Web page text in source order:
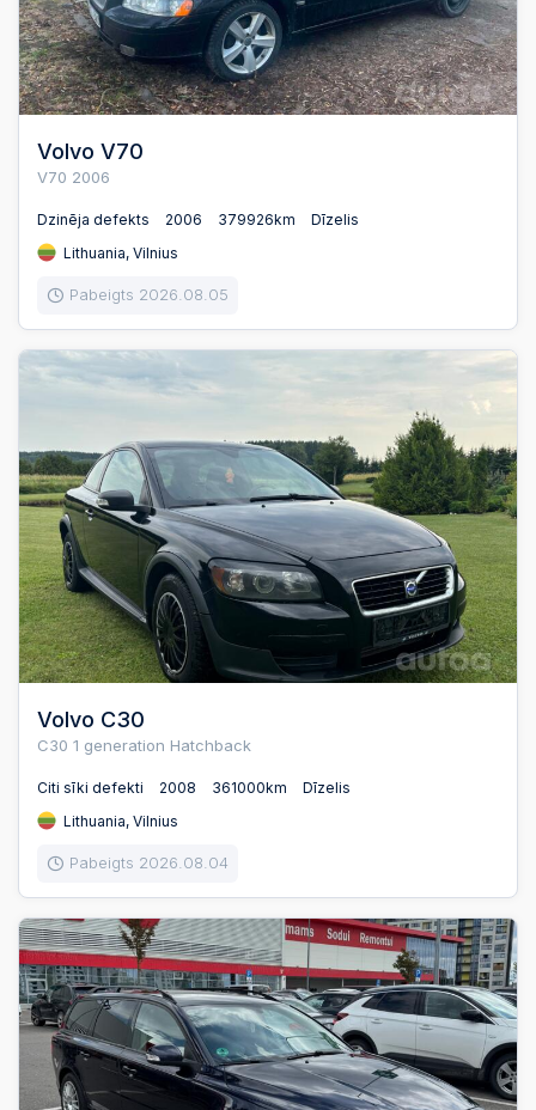
Volvo V70
V70 2006
Dzinēja defekts 2006 379926km
Dīzelis
Lithuania, Vilnius
Pabeigts 2026.08.05
Volvo C30
C30 1 generation Hatchback
Citi sīki defekti 2008 361000km
Dīzelis
Lithuania, Vilnius
Pabeigts 2026.08.04